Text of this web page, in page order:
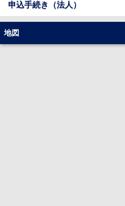
申込手続き（法人）
地図